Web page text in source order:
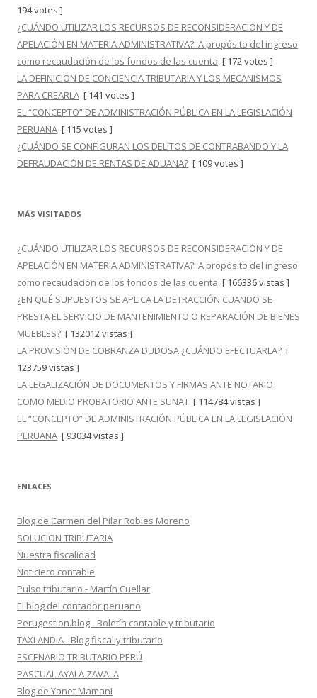
194 votes ]
¿CUÁNDO UTILIZAR LOS RECURSOS DE RECONSIDERACIÓN Y DE
APELACIÓN EN MATERIA ADMINISTRATIVA?: A propósito del ingreso
como recaudación de los fondos de las cuenta [ 172 votes ]
LA DEFINICIÓN DE CONCIENCIA TRIBUTARIA Y LOS MECANISMOS
PARA CREARLA [ 141 votes ]
EL “CONCEPTO” DE ADMINISTRACIÓN PÚBLICA EN LA LEGISLACIÓN
PERUANA [ 115 votes ]
¿CUÁNDO SE CONFIGURAN LOS DELITOS DE CONTRABANDO Y LA
DEFRAUDACIÓN DE RENTAS DE ADUANA? [ 109 votes ]
MÁS VISITADOS
¿CUÁNDO UTILIZAR LOS RECURSOS DE RECONSIDERACIÓN Y DE
APELACIÓN EN MATERIA ADMINISTRATIVA?: A propósito del ingreso
como recaudación de los fondos de las cuenta [ 166336 vistas ]
¿EN QUÉ SUPUESTOS SE APLICA LA DETRACCIÓN CUANDO SE
PRESTA EL SERVICIO DE MANTENIMIENTO O REPARACIÓN DE BIENES
MUEBLES? [ 132012 vistas ]
LA PROVISIÓN DE COBRANZA DUDOSA ¿CUÁNDO EFECTUARLA? [
123759 vistas ]
LA LEGALIZACIÓN DE DOCUMENTOS Y FIRMAS ANTE NOTARIO
COMO MEDIO PROBATORIO ANTE SUNAT [ 114784 vistas ]
EL “CONCEPTO” DE ADMINISTRACIÓN PÚBLICA EN LA LEGISLACIÓN
PERUANA [ 93034 vistas ]
ENLACES
Blog de Carmen del Pilar Robles Moreno
SOLUCION TRIBUTARIA
Nuestra fiscalidad
Noticiero contable
Pulso tributario - Martín Cuellar
El blog del contador peruano
Perugestion.blog - Boletín contable y tributario
TAXLANDIA - Blog fiscal y tributario
ESCENARIO TRIBUTARIO PERÚ
PASCUAL AYALA ZAVALA
Blog de Yanet Mamani